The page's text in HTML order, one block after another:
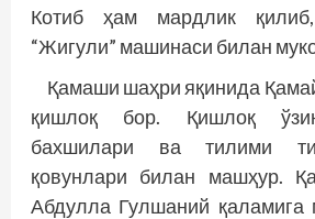
Котиб ҳам мардлик
“Жигули” машинаси билан
Қамаши шаҳри яқинида
қишлоқ бор. Қишлоқ
бахшилари ва тилими
қовунлари билан машҳур.
Абдулла Гулшаний қаламига